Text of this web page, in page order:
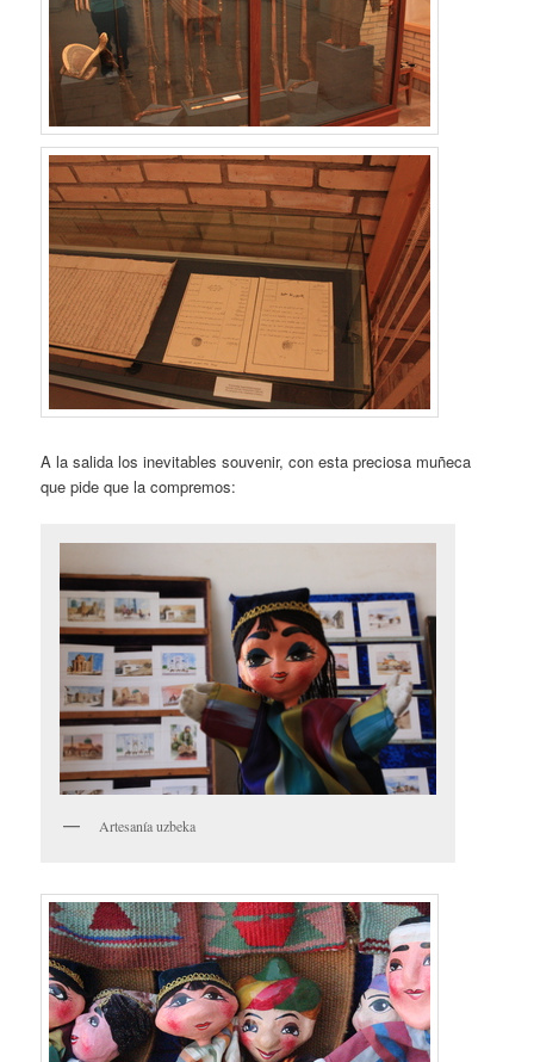
A la salida los inevitables souvenir, con esta preciosa muñeca
que pide que la compremos:
Artesanía uzbeka